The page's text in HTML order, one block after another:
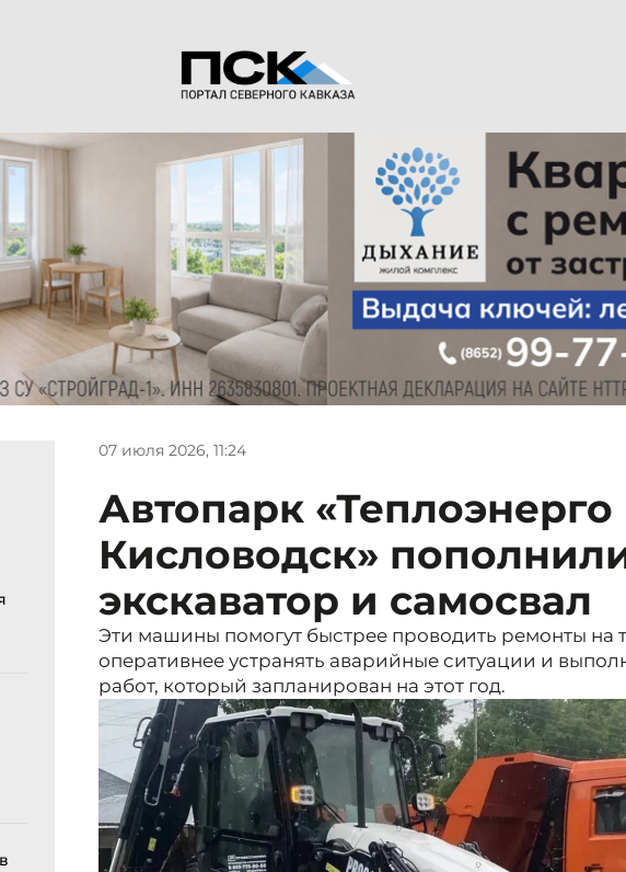
07 июля 2026, 11:24
Автопарк «Теплоэнерго
Кисловодск»
экскаватор и самосвал
Эти машины помогут быстрее проводить ремонты на
оперативнее устранять аварийные ситуации и
работ, который запланирован на этот год.